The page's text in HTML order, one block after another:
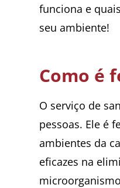
funciona e
seu ambiente!
Como é
O serviço de
pessoas. Ele é
ambientes da
eficazes na